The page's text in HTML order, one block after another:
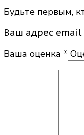
Будьте первым,
Ваш адрес email
Ваша оценка *